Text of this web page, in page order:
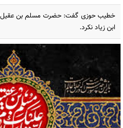
خطیب حوزی گفت: حضرت مسلم بن
ابن زیاد نکرد.